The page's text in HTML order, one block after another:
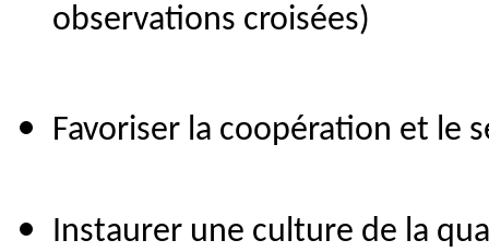
observations croisées)
Favoriser la coopération et le
Instaurer une culture de la